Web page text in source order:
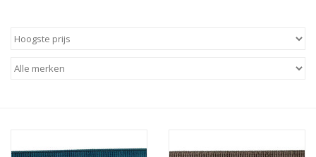
Opbergsystemen
Stoffen